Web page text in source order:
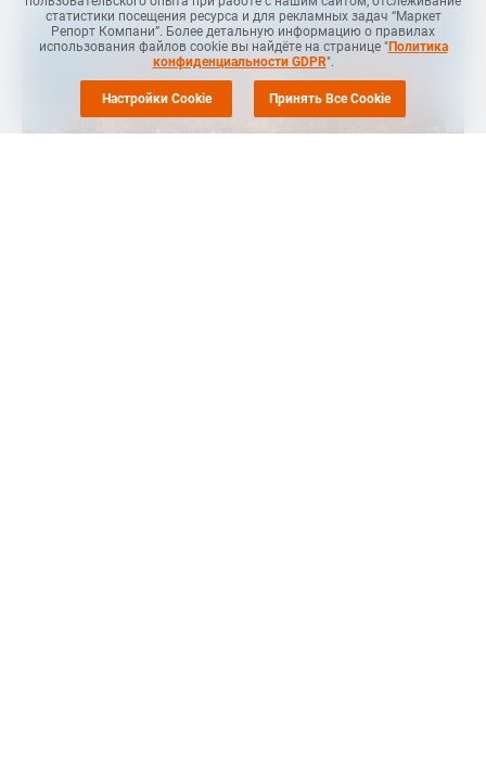
статистики посещения ресурса и для рекламных задач “Маркет
Репорт Компани”. Более детальную информацию о правилах
использования файлов cookie вы найдёте на странице "Политика
конфиденциальности GDPR".
Настройки Cookie Принять Все Cookie